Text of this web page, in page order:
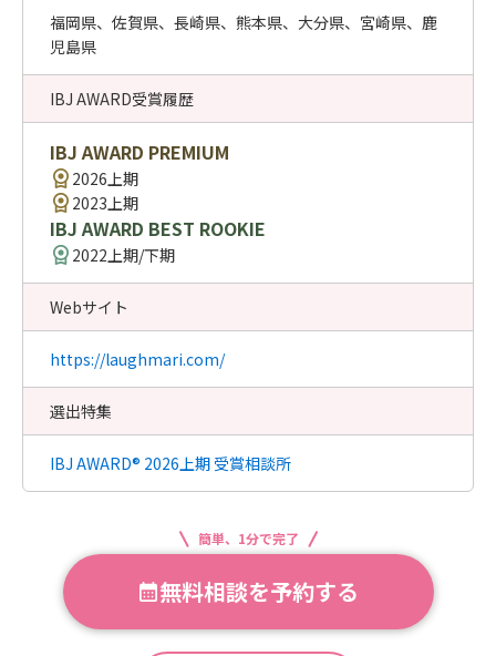
福岡県、佐賀県、長崎県、熊本県、大分県、宮崎県、鹿
児島県
IBJ AWARD受賞履歴
IBJ AWARD PREMIUM
2026上期
2023上期
IBJ AWARD BEST ROOKIE
2022上期/下期
Webサイト
https://laughmari.com/
選出特集
IBJ AWARD® 2026上期 受賞相談所
簡単、1分で完了
無料相談を予約する